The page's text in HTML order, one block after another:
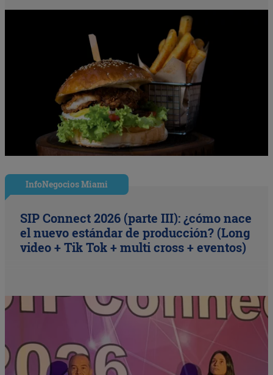
InfoNegocios Miami
SIP Connect 2026 (parte III): ¿cómo nace
el nuevo estándar de producción? (Long
video + Tik Tok + multi cross + eventos)